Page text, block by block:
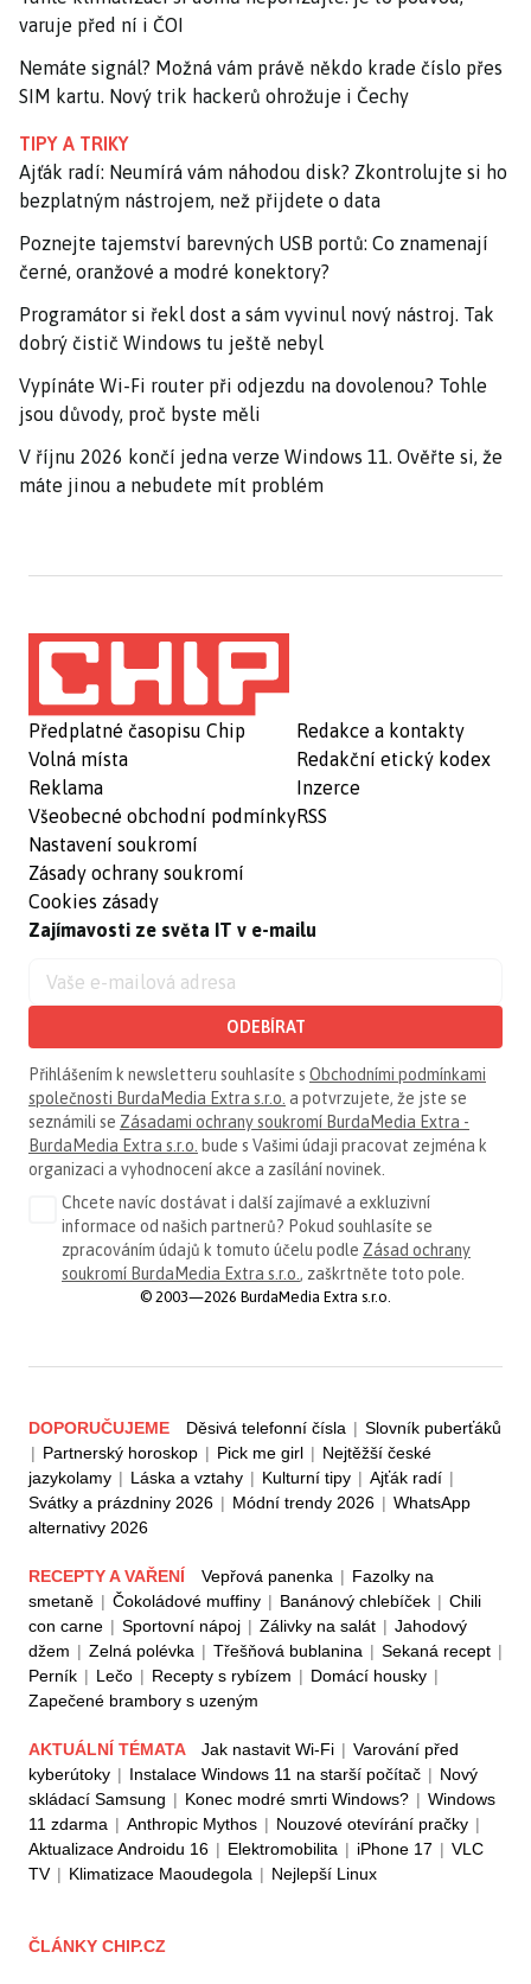
varuje před ní i ČOI
Nemáte signál? Možná vám právě někdo krade číslo přes
SIM kartu. Nový trik hackerů ohrožuje i Čechy
TIPY A TRIKY
Ajťák radí: Neumírá vám náhodou disk? Zkontrolujte si ho
bezplatným nástrojem, než přijdete o data
Poznejte tajemství barevných USB portů: Co znamenají
černé, oranžové a modré konektory?
Programátor si řekl dost a sám vyvinul nový nástroj. Tak
dobrý čistič Windows tu ještě nebyl
Vypínáte Wi-Fi router při odjezdu na dovolenou? Tohle
jsou důvody, proč byste měli
V říjnu 2026 končí jedna verze Windows 11. Ověřte si, že
máte jinou a nebudete mít problém
Předplatné časopisu Chip
Volná místa
Reklama
Všeobecné obchodní podmínky
Nastavení soukromí
Zásady ochrany soukromí
Cookies zásady
Redakce a kontakty
Redakční etický kodex
Inzerce
RSS
Zajímavosti ze světa IT v e-mailu
ODEBÍRAT
Přihlášením k newsletteru souhlasíte s Obchodními podmínkami
společnosti BurdaMedia Extra s.r.o. a potvrzujete, že jste se
seznámili se Zásadami ochrany soukromí BurdaMedia Extra -
BurdaMedia Extra s.r.o. bude s Vašimi údaji pracovat zejména k
organizaci a vyhodnocení akce a zasílání novinek.
Chcete navíc dostávat i další zajímavé a exkluzivní
informace od našich partnerů? Pokud souhlasíte se
zpracováním údajů k tomuto účelu podle Zásad ochrany
soukromí BurdaMedia Extra s.r.o., zaškrtněte toto pole.
© 2003—2026 BurdaMedia Extra s.r.o.
DOPORUČUJEME Děsivá telefonní čísla | Slovník puberťáků
| Partnerský horoskop | Pick me girl | Nejtěžší české
jazykolamy | Láska a vztahy | Kulturní tipy | Ajťák radí |
Svátky a prázdniny 2026 | Módní trendy 2026 | WhatsApp
alternativy 2026
RECEPTY A VAŘENÍ Vepřová panenka | Fazolky na
smetaně | Čokoládové muffiny | Banánový chlebíček | Chili
con carne | Sportovní nápoj | Zálivky na salát | Jahodový
džem | Zelná polévka | Třešňová bublanina | Sekaná recept |
Perník | Lečo | Recepty s rybízem | Domácí housky |
Zapečené brambory s uzeným
AKTUÁLNÍ TÉMATA Jak nastavit Wi-Fi | Varování před
kyberútoky | Instalace Windows 11 na starší počítač | Nový
skládací Samsung | Konec modré smrti Windows? | Windows
11 zdarma | Anthropic Mythos | Nouzové otevírání pračky |
Aktualizace Androidu 16 | Elektromobilita | iPhone 17 | VLC
TV | Klimatizace Maoudegola | Nejlepší Linux
ČLÁNKY CHIP.CZ